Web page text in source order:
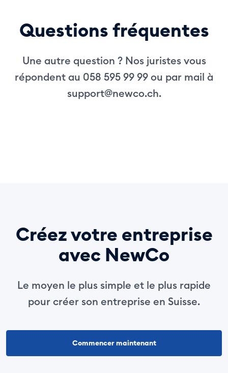
Questions fréquentes
Une autre question ? Nos juristes vous
répondent au 058 595 99 99 ou par mail à
support@newco.ch.
Créez votre entreprise
avec NewCo
Le moyen le plus simple et le plus rapide
pour créer son entreprise en Suisse.
Commencer maintenant